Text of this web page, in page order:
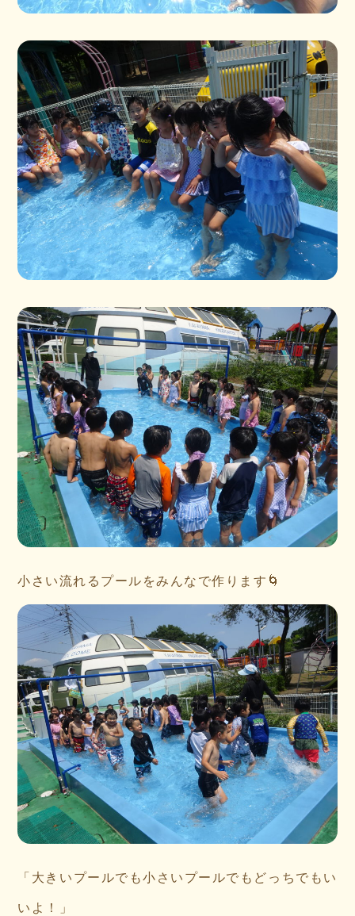
小さい流れるプールをみんなで作ります🌀
「大きいプールでも小さいプールでもどっちでもい
いよ！」